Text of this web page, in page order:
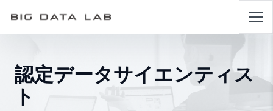
認定データサイエンティス
ト